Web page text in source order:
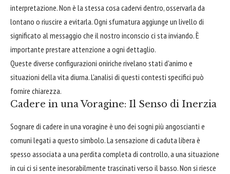
interpretazione. Non è la stessa cosa cadervi dentro, osservarla da
lontano o riuscire a evitarla. Ogni sfumatura aggiunge un livello di
significato al messaggio che il nostro inconscio ci sta inviando. È
importante prestare attenzione a ogni dettaglio.
Queste diverse configurazioni oniriche rivelano stati d'animo e
situazioni della vita diurna. L'analisi di questi contesti specifici può
fornire chiarezza.
Cadere in una Voragine: Il Senso di Inerzia
Sognare di cadere in una voragine è uno dei sogni più angoscianti e
comuni legati a questo simbolo. La sensazione di caduta libera è
spesso associata a una perdita completa di controllo, a una situazione
in cui ci si sente inesorabilmente trascinati verso il basso. Non si riesce